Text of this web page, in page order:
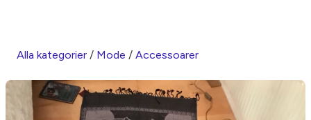
Alla kategorier / Mode / Accessoarer